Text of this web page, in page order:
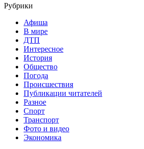
Рубрики
Афиша
В мире
ДТП
Интересное
История
Общество
Погода
Происшествия
Публикации читателей
Разное
Спорт
Транспорт
Фото и видео
Экономика